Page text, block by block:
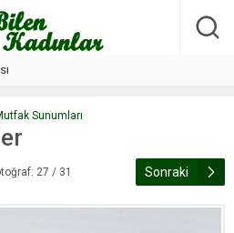
5 gün kala hayatını kaybetti
Sunumları
27 / 31 Sonraki